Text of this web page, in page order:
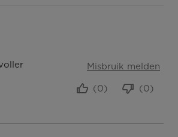
Misbruik melden
(0)
(0)